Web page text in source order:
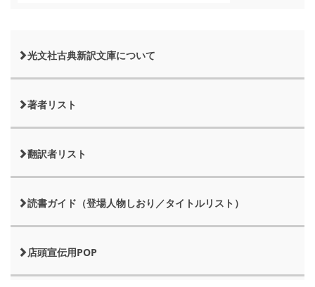
光文社古典新訳文庫について
著者リスト
翻訳者リスト
読書ガイド（登場人物しおり／タイトルリスト）
店頭宣伝用POP